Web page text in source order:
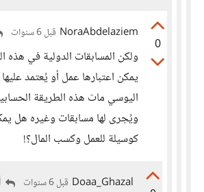
0
NoraAbdelaziem قبل 6 سنوات
ولكن المسابقات الدولية في هذه
يمكن اعتبارها عمل أو يُعتمد
اليوسي ماث هذه الطريقة
ويُجرى لها مسابقات وغيره هل
كوسيلة للعمل وكسب المال؟!
Doaa_Ghazal قبل 6 سنوات